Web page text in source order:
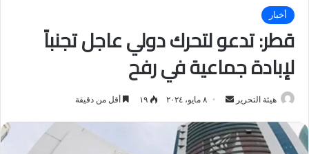
أخبار
قطر: تدعو لتحرك دولي عاجل تجنباً
لإبادة جماعية في رفح
هيئة التحرير
أرسل
إلكترونيا
٨ مايو، ٢٠٢٤ ١٩ أقل من دقيقة